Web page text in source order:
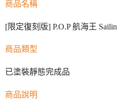
商品名稱
[限定復刻版] P.O.P 航海王
商品類型
已塗裝靜態完成品
商品說明